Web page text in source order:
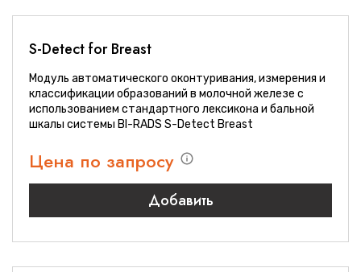
S-Detect for Breast
Модуль автоматического оконтуривания, измерения и
классификации образований в молочной железе с
использованием стандартного лексикона и бальной
шкалы системы BI-RADS S-Detect Breast
Цена по запросу
Добавить